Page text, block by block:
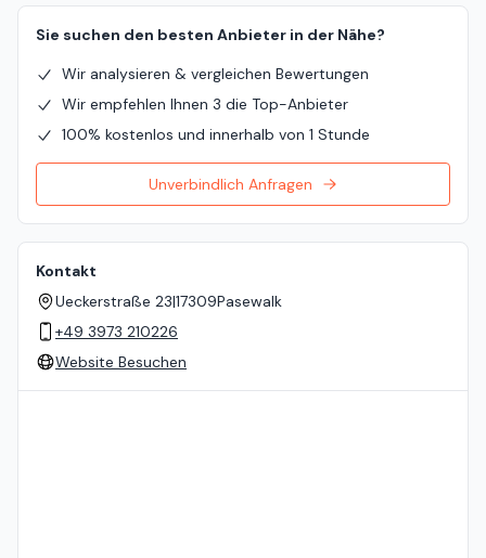
Sie suchen den besten Anbieter in der Nähe?
Wir analysieren & vergleichen Bewertungen
Wir empfehlen Ihnen 3 die Top-Anbieter
100% kostenlos und innerhalb von 1 Stunde
Unverbindlich Anfragen
Kontakt
Ueckerstraße 23|17309Pasewalk
+49 3973 210226
Website Besuchen